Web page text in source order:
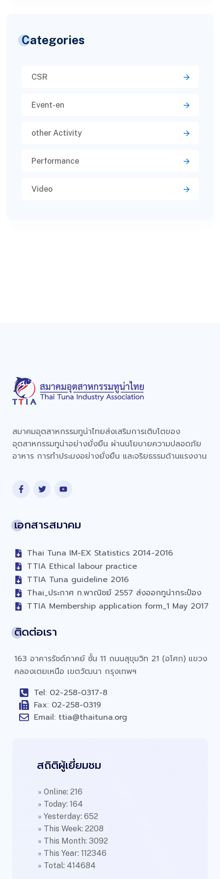
Categories
CSR
Event-en
other Activity
Performance
Video
สมาคมอุตสาหกรรมทูน่าไทยส่งเสริมการเติบโตของ
อุตสาหกรรมทูน่าอย่างยั่งยืน ผ่านนโยบายความปลอดภัย
อาหาร การทำประมงอย่างยั่งยืน และจริยธรรมด้านแรงงาน
เอกสารสมาคม
Thai Tuna IM-EX Statistics 2014-2016
TTIA Ethical labour practice
TTIA Tuna guideline 2016
Thai_ประกาศ ก.พาณิชย์ 2557 ส่งออกทูน่ากระป๋อง
TTIA Membership application form_1 May 2017
ติดต่อเรา
163 อาคารรัชต์ภาคย์ ชั้น 11 ถนนสุขุมวิท 21 (อโศก) แขวง
คลองเตยเหนือ เขตวัฒนา กรุงเทพฯ
Tel: 02-258-0317-8
Fax: 02-258-0319
Email: ttia@thaituna.org
สถิติผู้เยี่ยมชม
» Online: 216
» Today: 164
» Yesterday: 652
» This Week: 2208
» This Month: 3092
» This Year: 112346
» Total: 414684